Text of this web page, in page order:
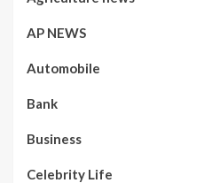
AP NEWS
Automobile
Bank
Business
Celebrity Life